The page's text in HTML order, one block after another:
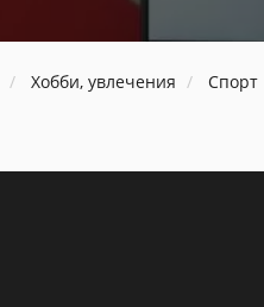
Хобби, увлечения Спорт